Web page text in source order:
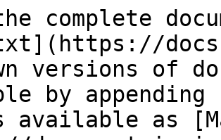
complete
versions of
by
available as